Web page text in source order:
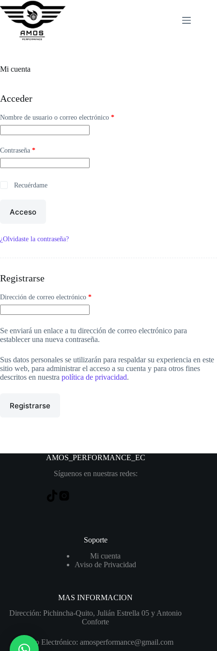
al
contenido
Mi cuenta
Acceder
Nombre de usuario o correo electrónico *Obligatorio
Contraseña *Obligatorio
Recuérdame
Acceso
¿Olvidaste la contraseña?
Registrarse
Dirección de correo electrónico *Obligatorio
Se enviará un enlace a tu dirección de correo electrónico para
establecer una nueva contraseña.
Sus datos personales se utilizarán para respaldar su experiencia en este
sitio web, para administrar el acceso a su cuenta y para otros fines
descritos en nuestra política de privacidad.
Registrarse
AMOS_PERFORMANCE _EC
Síguenos en nuestras redes:
Soporte
Mi cuenta
Aviso de Privacidad
MAS INFORMACION
Dirección: Pichincha-Quito, Julián Estrella 05 y Antonio
Conforte
Correo Electrónico: amosperformance@gmail.com